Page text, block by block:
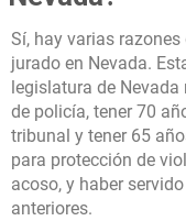
Sí, hay varias
jurado en Nevada.
legislatura de
de policía, tener 70
tribunal y tener 65
para protección de
acoso, y haber
anteriores.